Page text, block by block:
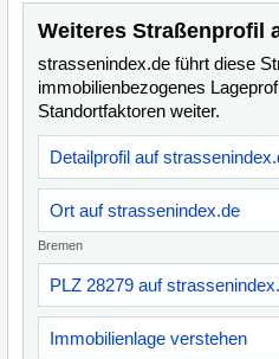
Weiteres Straßenprofil
strassenindex.de führt diese
immobilienbezogenes
Standortfaktoren weiter.
Detailprofil auf
Ort auf strassenindex.de
Bremen
PLZ 28279 auf
Immobilienlage verstehen